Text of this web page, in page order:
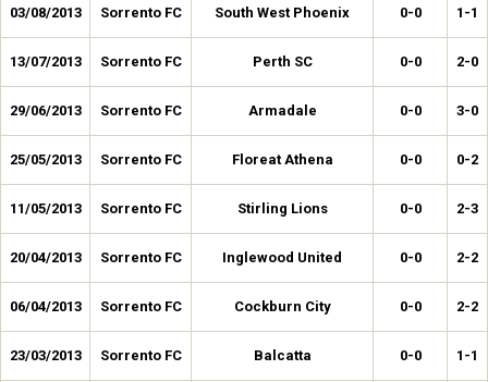
03/08/2013 Sorrento FC South West Phoenix 0-0 1-1
13/07/2013 Sorrento FC Perth SC 0-0 2-0
29/06/2013 Sorrento FC Armadale 0-0 3-0
25/05/2013 Sorrento FC Floreat Athena 0-0 0-2
11/05/2013 Sorrento FC Stirling Lions 0-0 2-3
20/04/2013 Sorrento FC Inglewood United 0-0 2-2
06/04/2013 Sorrento FC Cockburn City 0-0 2-2
23/03/2013 Sorrento FC Balcatta 0-0 1-1